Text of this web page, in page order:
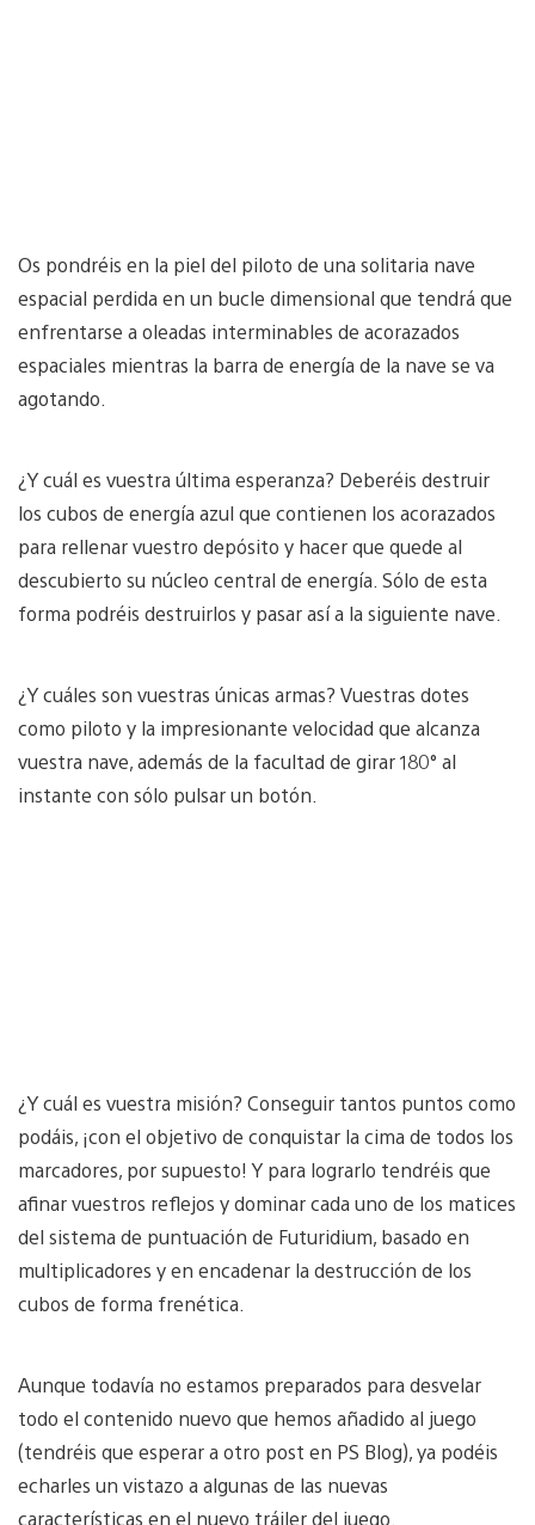
Os pondréis en la piel del piloto de una solitaria nave
espacial perdida en un bucle dimensional que tendrá que
enfrentarse a oleadas interminables de acorazados
espaciales mientras la barra de energía de la nave se va
agotando.
¿Y cuál es vuestra última esperanza? Deberéis destruir
los cubos de energía azul que contienen los acorazados
para rellenar vuestro depósito y hacer que quede al
descubierto su núcleo central de energía. Sólo de esta
forma podréis destruirlos y pasar así a la siguiente nave.
¿Y cuáles son vuestras únicas armas? Vuestras dotes
como piloto y la impresionante velocidad que alcanza
vuestra nave, además de la facultad de girar 180° al
instante con sólo pulsar un botón.
¿Y cuál es vuestra misión? Conseguir tantos puntos como
podáis, ¡con el objetivo de conquistar la cima de todos los
marcadores, por supuesto! Y para lograrlo tendréis que
afinar vuestros reflejos y dominar cada uno de los matices
del sistema de puntuación de Futuridium, basado en
multiplicadores y en encadenar la destrucción de los
cubos de forma frenética.
Aunque todavía no estamos preparados para desvelar
todo el contenido nuevo que hemos añadido al juego
(tendréis que esperar a otro post en PS Blog), ya podéis
echarles un vistazo a algunas de las nuevas
características en el nuevo tráiler del juego.